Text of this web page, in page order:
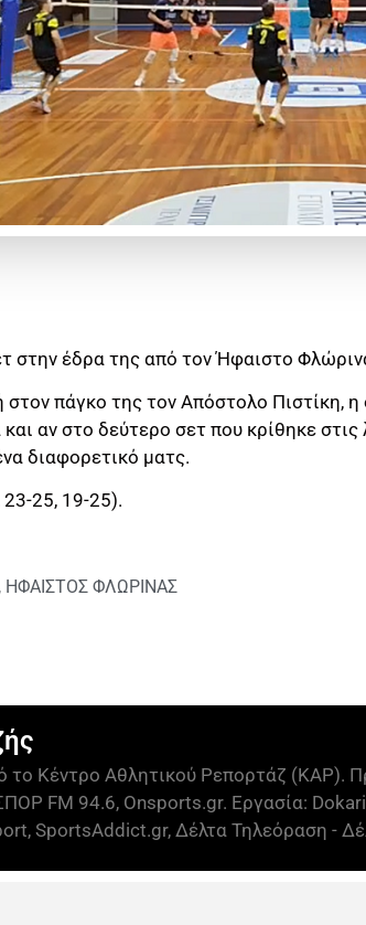
στην έδρα της από τον Ήφαιστο
πάγκο της τον Απόστολο Πιστίκη,
αν στο δεύτερο σετ που κρίθηκε στις
διαφορετικό ματς.
25, 19-25).
, ΗΦΑΙΣΤΟΣ ΦΛΩΡΙΝΑΣ
το Κέντρο Αθλητικού Ρεπορτάζ (ΚΑΡ).
FM 94.6, Onsports.gr. Εργασία:
SportsAddict.gr, Δέλτα Τηλεόραση -